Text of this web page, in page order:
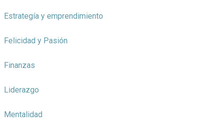
Estrategía y emprendimiento
Felicidad y Pasión
Finanzas
Liderazgo
Mentalidad